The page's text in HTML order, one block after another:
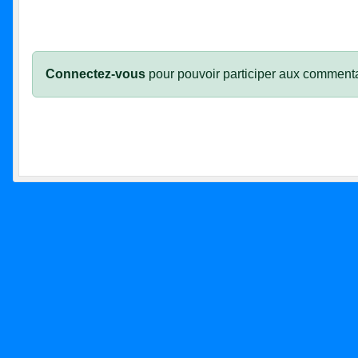
Connectez-vous pour pouvoir participer aux